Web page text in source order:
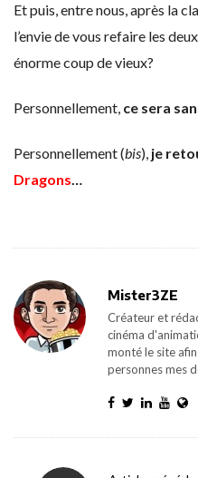
Et puis, entre nous, après la
l’envie de vous refaire les
énorme coup de vieux?
Personnellement, ce sera
Personnellement (bis), je
Dragons…
Mister3ZE
Créateur et
cinéma
monté le site
personnes mes